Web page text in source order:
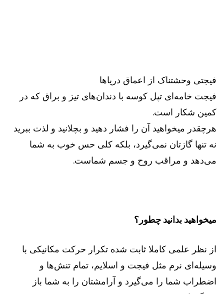
فیجتی وحشتناک از اعماق دریاها
فیجت خامه‌ای تپل کوسه با دندان‌های تیز و براق که در
کمین شکار است.
هرچقدر میخواهید آن را فشار دهید و بچلانید و لذت ببرید
نه تنها گازتان نمی‌گیرد، بلکه کلی حس خوب به شما
می‌دهد و مراقب روح و جسم شماست‌.
میخواهید بدانید چطور؟
از نظر علمی کاملا ثابت شده تکرار حرکت مکانیکی با
وسیله‌ای نرم مثل فیجت‌ و اسلایم، تمام تنش‌ها و
اضطراب شما را می‌گیرد و آرامشتان را به شما باز